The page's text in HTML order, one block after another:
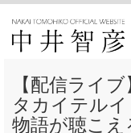
【配信ライ
タカイテル
物語が聴こえ